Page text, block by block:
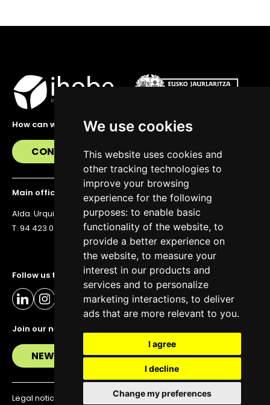
We use cookies
This website uses cookies and
other tracking technologies to
improve your browsing
experience for the following
purposes: to enable basic
functionality of the website, to
provide a better experience on
the website, to measure your
interest in our products and
services and to personalize
marketing interactions, to deliver
ads that are more relevant to you.
I agree
I decline
Change my preferences
Follow us to stay up to date
Join our newsletter
NEWSLETTER
How can we help you?
CONTACT US
Main office
Alda. Urquijo 36, 6th floor, 48011 Bilbao
T. 94 423 07 43
Legal notice Privacy policy